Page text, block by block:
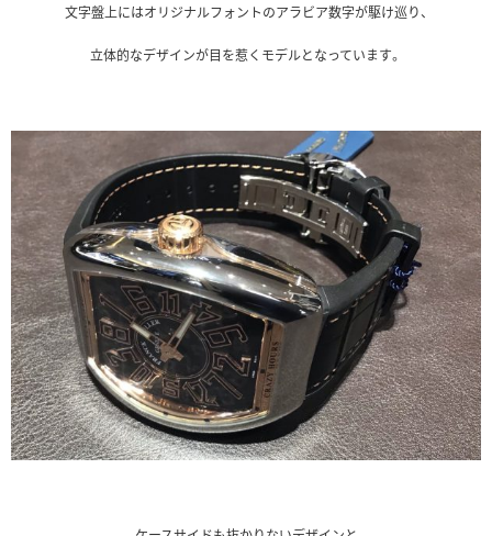
文字盤上にはオリジナルフォントのアラビア数字が駆け巡り、
立体的なデザインが目を惹くモデルとなっています。